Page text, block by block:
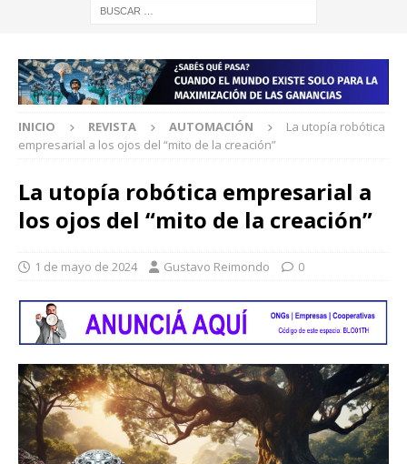
INICIO REVISTA AUTOMACIÓN
La utopía robótica
empresarial a los ojos del “mito de la creación”
La utopía robótica empresarial a
los ojos del “mito de la creación”
1 de mayo de 2024 Gustavo Reimondo 0